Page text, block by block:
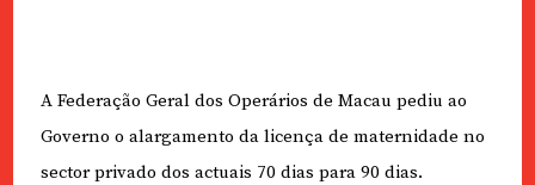
A Federação Geral dos Operários de Macau pediu ao
Governo o alargamento da licença de maternidade no
sector privado dos actuais 70 dias para 90 dias.